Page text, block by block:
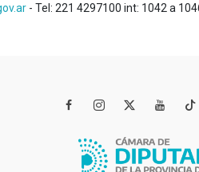
- Tel: 221 4297100 int: 1042 a
 